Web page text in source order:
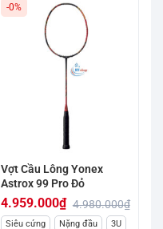
-0%
Vợt Cầu Lông Yonex
Astrox 99 Pro Đỏ
4.980.000₫
Giá
4.959.000₫
Giá
Siêu cứng Nặng đầu
3U